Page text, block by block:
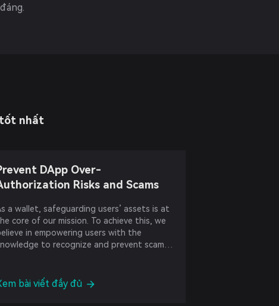
tốt nhất
DApp Over-
Risks and Scams
a wallet, safeguarding users’ assets is at
core of our mission. To achieve this, we
in empowering users with the
to recognize and prevent scams,
bài viết đầy đủ